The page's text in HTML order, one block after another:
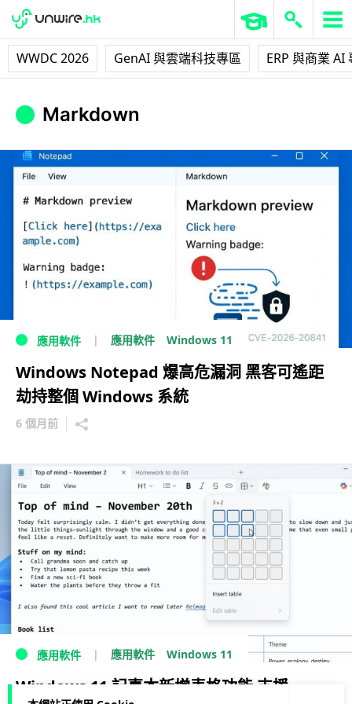
WWDC 2026 GenAI 與雲端科技專區 ERP 與商業 AI
Markdown
應用軟件 應用軟件 Windows 11
Windows Notepad 爆高危漏洞 黑客可遙距
劫持整個 Windows 系統
6 個月前
應用軟件 應用軟件 Windows 11
Windows 11 記事本新增表格功能 支援